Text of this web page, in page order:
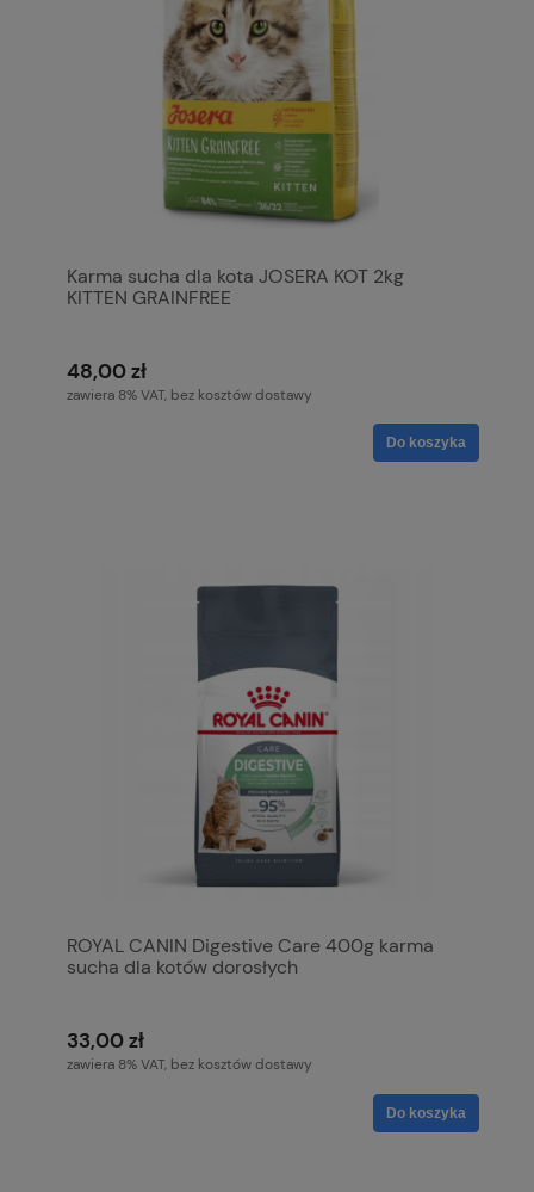
Karma sucha dla kota JOSERA KOT 2kg
KITTEN GRAINFREE
48,00 zł
zawiera 8% VAT, bez kosztów dostawy
Do koszyka
ROYAL CANIN Digestive Care 400g karma
sucha dla kotów dorosłych
33,00 zł
zawiera 8% VAT, bez kosztów dostawy
Do koszyka